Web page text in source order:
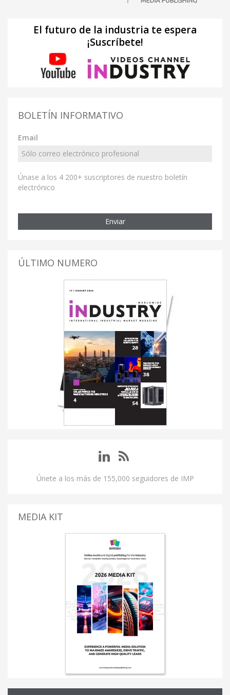
El futuro de la industria te espera
¡Suscríbete!
BOLETÍN INFORMATIVO
Email
Únase a los 4 200+ suscriptores de nuestro boletín
electrónico
Enviar
ÚLTIMO NUMERO
Únete a los más de 155,000 seguidores de IMP
MEDIA KIT